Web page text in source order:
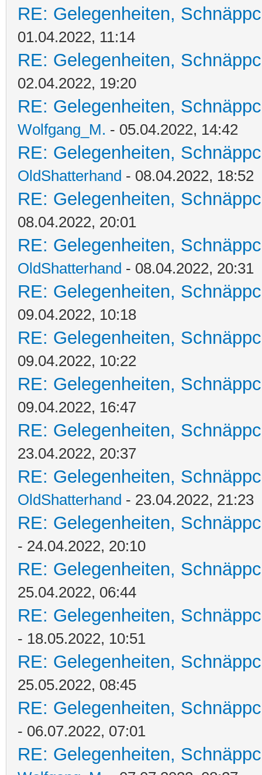
RE: Gelegenheiten,
01.04.2022, 11:14
RE: Gelegenheiten,
02.04.2022, 19:20
RE: Gelegenheiten,
Wolfgang_M. - 05.04.2022, 14:42
RE: Gelegenheiten,
OldShatterhand - 08.04.2022, 18:52
RE: Gelegenheiten,
08.04.2022, 20:01
RE: Gelegenheiten,
OldShatterhand - 08.04.2022, 20:31
RE: Gelegenheiten,
09.04.2022, 10:18
RE: Gelegenheiten,
09.04.2022, 10:22
RE: Gelegenheiten,
09.04.2022, 16:47
RE: Gelegenheiten,
23.04.2022, 20:37
RE: Gelegenheiten,
OldShatterhand - 23.04.2022, 21:23
RE: Gelegenheiten,
- 24.04.2022, 20:10
RE: Gelegenheiten,
25.04.2022, 06:44
RE: Gelegenheiten,
- 18.05.2022, 10:51
RE: Gelegenheiten,
25.05.2022, 08:45
RE: Gelegenheiten,
- 06.07.2022, 07:01
RE: Gelegenheiten,